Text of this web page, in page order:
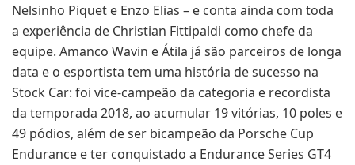
Nelsinho Piquet e Enzo Elias – e conta ainda com toda
a experiência de Christian Fittipaldi como chefe da
equipe. Amanco Wavin e Átila já são parceiros de longa
data e o esportista tem uma história de sucesso na
Stock Car: foi vice-campeão da categoria e recordista
da temporada 2018, ao acumular 19 vitórias, 10 poles e
49 pódios, além de ser bicampeão da Porsche Cup
Endurance e ter conquistado a Endurance Series GT4